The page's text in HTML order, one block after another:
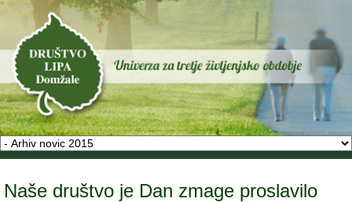
Naše društvo je Dan zmage proslavilo